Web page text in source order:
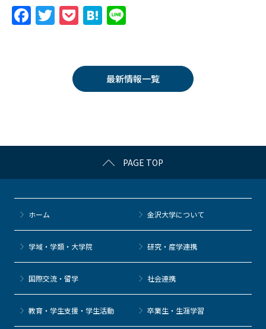
F
k
T
er
P
k
et
H
n
a
最新情報一覧
PAGE TOP
ホーム 金沢大学について
学域・学類・大学院 研究・産学連携
国際交流・留学 社会連携
教育・学生支援・学生活動 卒業生・生涯学習